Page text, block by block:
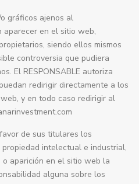
gráficos ajenos al
aparecer en el sitio web,
siendo ellos mismos
controversia que pudiera
El RESPONSABLE autoriza
redirigir directamente a los
y en todo caso redirigir al
de sus titulares los
intelectual e industrial,
o aparición en el sitio web la
alguna sobre los